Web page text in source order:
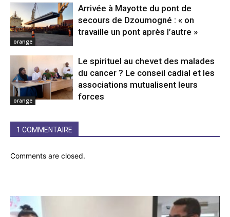
orange
Arrivée à Mayotte du pont de
secours de Dzoumogné : « on
travaille un pont après l’autre »
orange
Le spirituel au chevet des malades
du cancer ? Le conseil cadial et les
associations mutualisent leurs
forces
1 COMMENTAIRE
Comments are closed.